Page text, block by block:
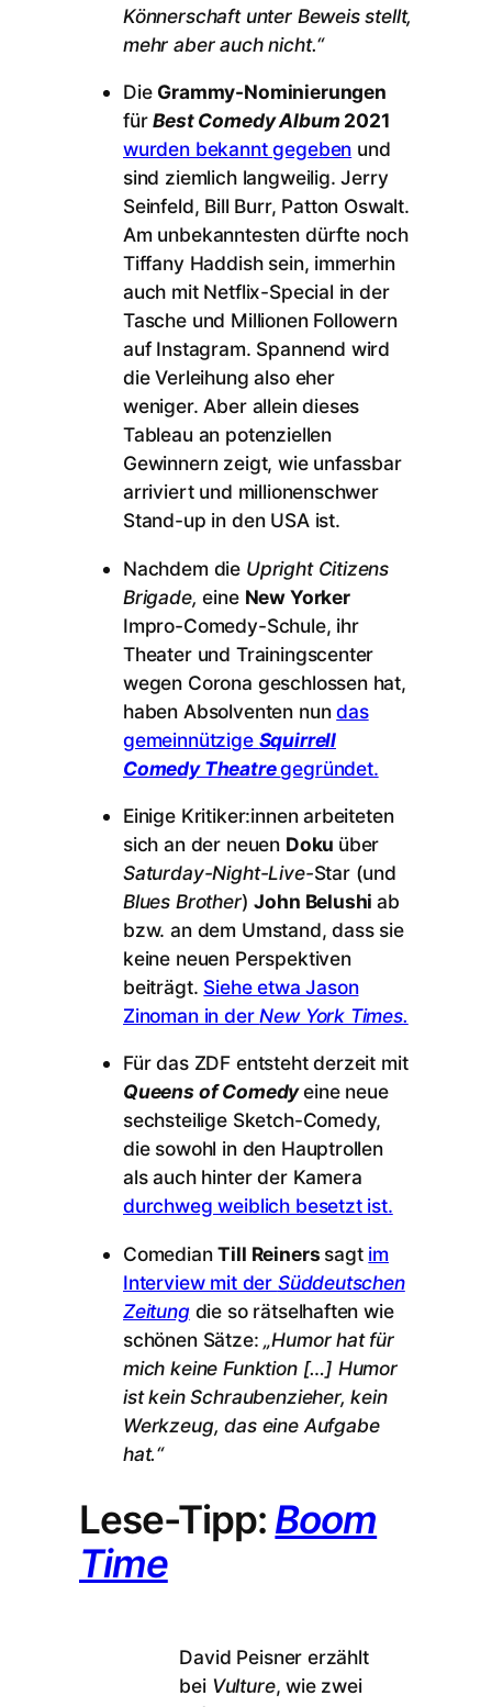
Könnerschaft unter Beweis stellt,
mehr aber auch nicht.“
Die Grammy-Nominierungen
fürBest Comedy Album 2021
wurden bekannt gegeben und
sind ziemlich langweilig. Jerry
Seinfeld, Bill Burr, Patton Oswalt.
Am unbekanntesten dürfte noch
Tiffany Haddish sein, immerhin
auch mit Netflix-Special in der
Tasche und Millionen Followern
auf Instagram. Spannend wird
die Verleihung also eher
weniger. Aber allein dieses
Tableau an potenziellen
Gewinnern zeigt, wie unfassbar
arriviert und millionenschwer
Stand-up in den USA ist.
Nachdem die Upright Citizens
Brigade,eine New Yorker
Impro-Comedy-Schule, ihr
Theater und Trainingscenter
wegen Corona geschlossen hat,
haben Absolventen nundas
gemeinnützige Squirrell
Comedy Theatregegründet.
Einige Kritiker:innen arbeiteten
sich an der neuen Doku über
Saturday-Night-Live-Star (und
Blues Brother)John Belushiab
bzw. an dem Umstand, dass sie
keine neuen Perspektiven
beiträgt. Siehe etwa Jason
Zinoman in derNew York Times.
Für das ZDF entsteht derzeit mit
Queens of Comedyeine neue
sechsteilige Sketch-Comedy,
die sowohl in den Hauptrollen
als auch hinter der Kamera
durchweg weiblich besetzt ist.
ComedianTill Reiners sagt im
Interview mit der Süddeutschen
Zeitungdie so rätselhaften wie
schönen Sätze:„Humor hat für
mich keine Funktion […] Humor
ist kein Schraubenzieher, kein
Werkzeug, das eine Aufgabe
hat.“
Lese-Tipp: Boom
Time
David Peisner erzählt
bei Vulture, wie zwei